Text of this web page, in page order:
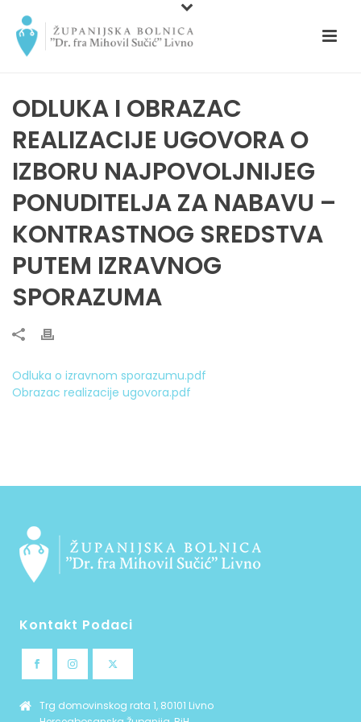
ODLUKA I OBRAZAC
REALIZACIJE UGOVORA O
IZBORU NAJPOVOLJNIJEG
PONUDITELJA ZA NABAVU –
KONTRASTNOG SREDSTVA
PUTEM IZRAVNOG
SPORAZUMA
Odluka o izravnom sporazumu.pdf
Obrazac realizacije ugovora.pdf
Kontakt Podaci
Trg domovinskog rata 1, 80101 Livno